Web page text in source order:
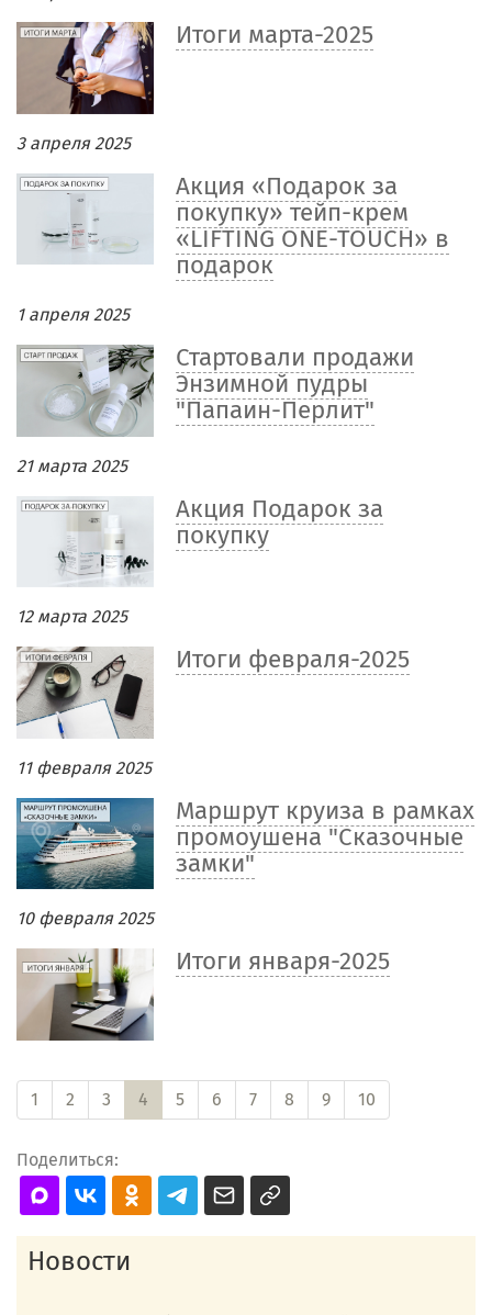
Итоги марта-2025
3 апреля 2025
Акция «Подарок за
покупку» тейп-крем
«LIFTING ONE-TOUCH» в
подарок
1 апреля 2025
Стартовали продажи
Энзимной пудры
"Папаин-Перлит"
21 марта 2025
Акция Подарок за
покупку
12 марта 2025
Итоги февраля-2025
11 февраля 2025
Маршрут круиза в рамках
промоушена "Сказочные
замки"
10 февраля 2025
Итоги января-2025
1 2 3 4 5 6 7 8 9 10
Поделиться:
Новости